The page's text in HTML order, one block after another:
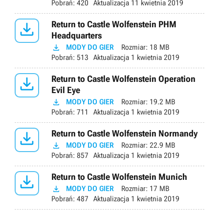
Pobrań: 420 Aktualizacja 11 kwietnia 2019

Return to Castle Wolfenstein PHM
Headquarters
 MODY DO GIER Rozmiar: 18 MB
Pobrań: 513 Aktualizacja 1 kwietnia 2019

Return to Castle Wolfenstein Operation
Evil Eye
 MODY DO GIER Rozmiar: 19.2 MB
Pobrań: 711 Aktualizacja 1 kwietnia 2019
 Return to Castle Wolfenstein Normandy
 MODY DO GIER Rozmiar: 22.9 MB
Pobrań: 857 Aktualizacja 1 kwietnia 2019
 Return to Castle Wolfenstein Munich
 MODY DO GIER Rozmiar: 17 MB
Pobrań: 487 Aktualizacja 1 kwietnia 2019